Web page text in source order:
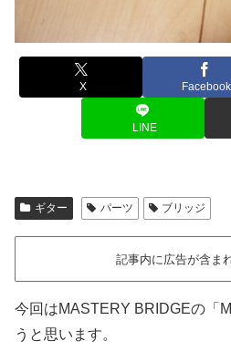
X Facebook
LINE
ギター パーツ ブリッジ
記事内に広告が含ま
今回はMASTERY BRIDGEの「
うと思います。